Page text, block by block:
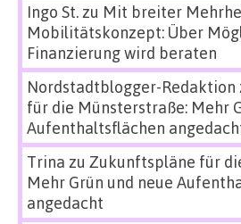
Ingo St.zu Mit breiter
Mobilitätskonzept: Über
Finanzierung wird beraten
Nordstadtblogger-Redaktion
für die Münsterstraße: Mehr
Aufenthaltsflächen
Trina zu Zukunftspläne für
Mehr Grün und neue
angedacht